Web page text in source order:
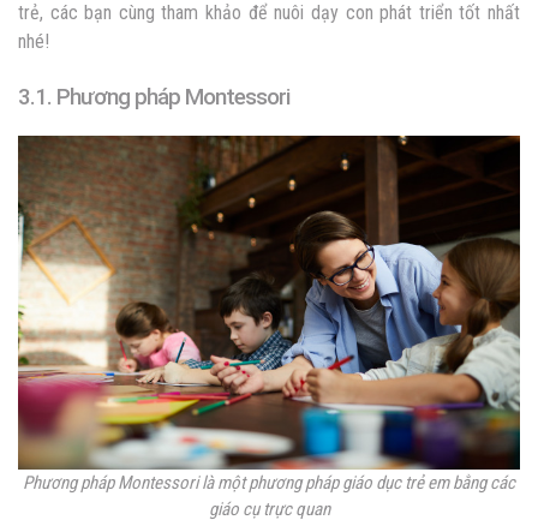
trẻ, các bạn cùng tham khảo để nuôi dạy con phát triển tốt nhất
nhé!
3.1. Phương pháp Montessori
Phương pháp Montessori là một phương pháp giáo dục trẻ em bằng các
giáo cụ trực quan